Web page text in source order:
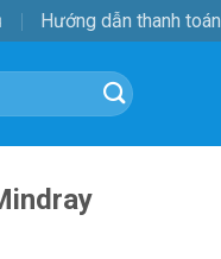
Hướng dẫn thanh toán